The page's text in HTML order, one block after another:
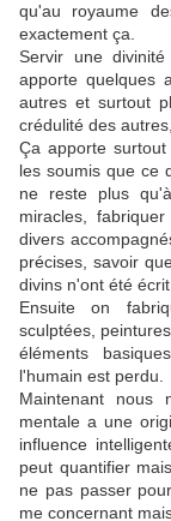
qu'au royaume
exactement ça.
Servir une
apporte quelques
autres et surtout
crédulité des
Ça apporte
les soumis que ce
ne reste plus
miracles,
divers
précises, savoir
divins n'ont été
Ensuite on
sculptées,
éléments
l'humain est perdu.
Maintenant nous
mentale a une
influence
peut quantifier
ne pas passer
me concernant